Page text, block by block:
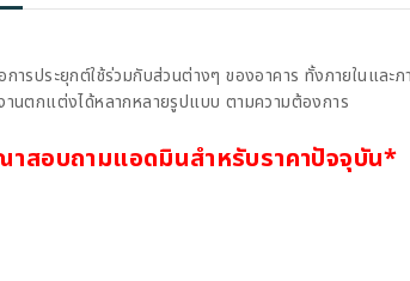
ระยุกต์ใช้ร่วมกับส่วนต่างๆ ของอาคาร ทั้งภายในและ
านตกแต่งได้หลากหลายรูปแบบ ตามความต้องการ
าสอบถามแอดมินสำหรับราคาปัจจุบัน*